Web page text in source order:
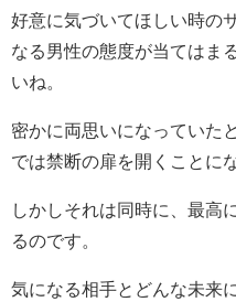
好意に気づいてほしい時の
なる男性の態度が当てはま
いね。
密かに両思いになっていた
では禁断の扉を開くことに
しかしそれは同時に、最高
るのです。
気になる相手とどんな未来